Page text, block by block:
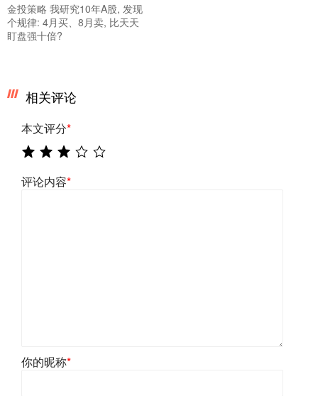
金投策略 我研究10年A股, 发现
个规律: 4月买、8月卖, 比天天
盯盘强十倍?
相关评论
本文评分*
评论内容*
你的昵称*